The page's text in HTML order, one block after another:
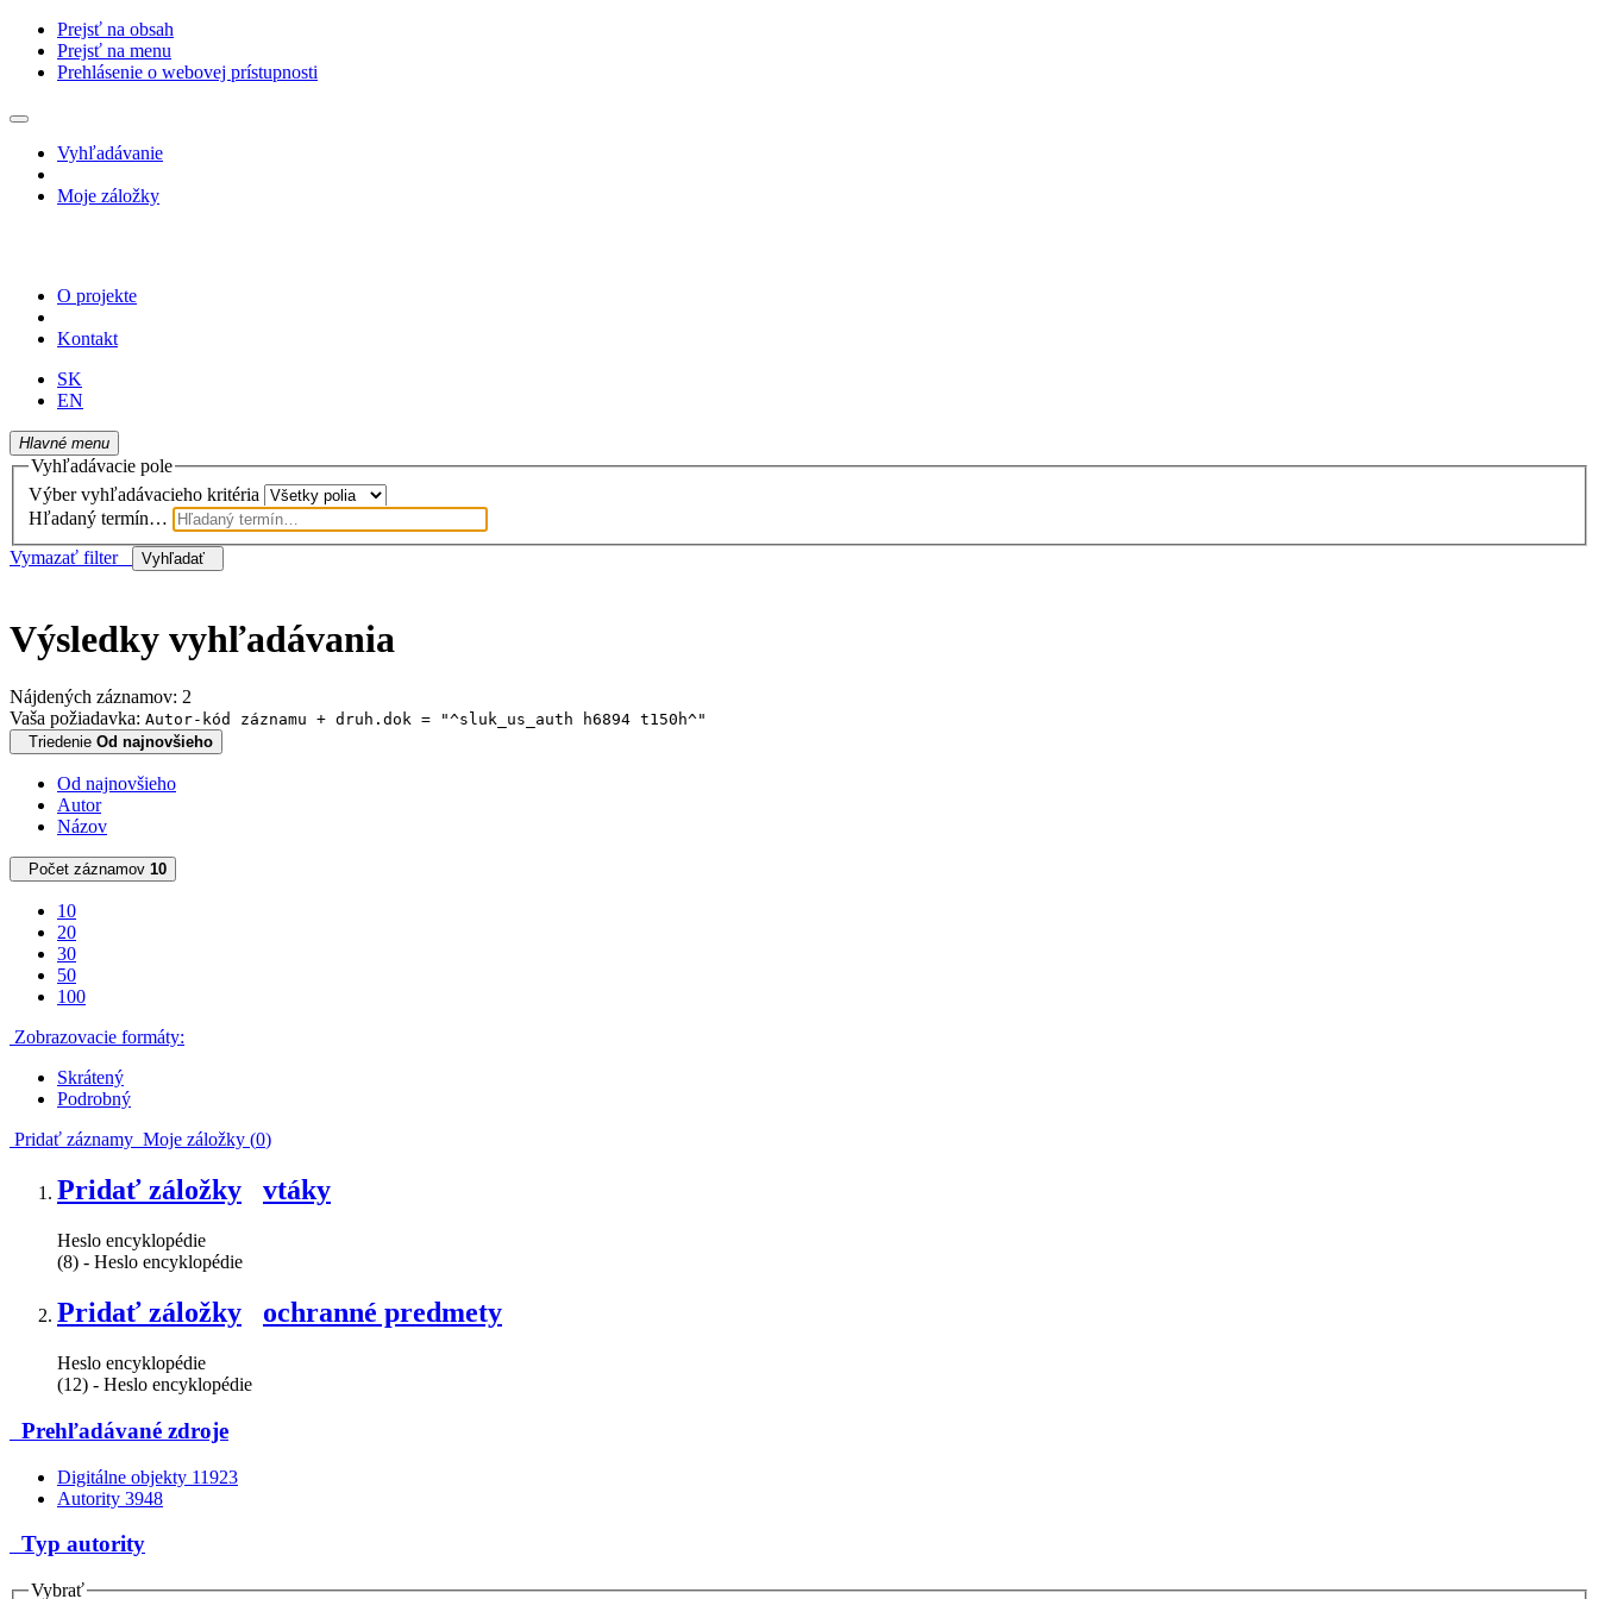
Prejsť na obsah
Prejsť na menu
Prehlásenie o webovej prístupnosti
Vyhľadávanie
Moje záložky
O projekte
Kontakt
SK
EN
Hlavné menu
Vyhľadávacie pole
Výber vyhľadávacieho kritéria
Hľadaný termín…
Vymazať filter
Vyhľadať
Výsledky vyhľadávania
Nájdených záznamov: 2
Vaša požiadavka: Autor-kód záznamu + druh.dok = "^sluk_us_auth h6894 t150h^"
Triedenie Od najnovšieho
Od najnovšieho
Autor
Názov
Počet záznamov 10
10
20
30
50
100
Zobrazovacie formáty:
Skrátený
Podrobný
Pridať záznamy Moje záložky (0)
Pridať záložky vtáky
Heslo encyklopédie
(8) - Heslo encyklopédie
Pridať záložky ochranné predmety
Heslo encyklopédie
(12) - Heslo encyklopédie
Prehľadávané zdroje
Digitálne objekty 11923
Autority 3948
Typ autority
Vybrať